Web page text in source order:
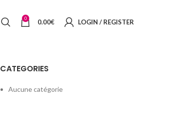
0 0.00€ LOGIN / REGISTER
CATEGORIES
Aucune catégorie